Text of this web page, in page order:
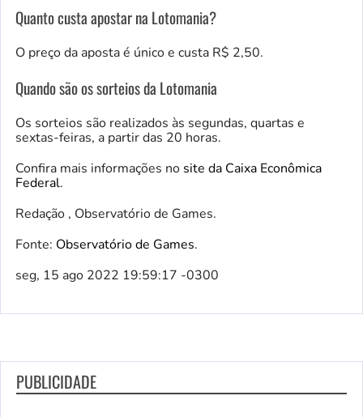
Quanto custa apostar na Lotomania?
O preço da aposta é único e custa R$ 2,50.
Quando são os sorteios da Lotomania
Os sorteios são realizados às segundas, quartas e
sextas-feiras, a partir das 20 horas.
Confira mais informações no site da Caixa Econômica
Federal.
Redação , Observatório de Games.
Fonte: Observatório de Games.
seg, 15 ago 2022 19:59:17 -0300
PUBLICIDADE